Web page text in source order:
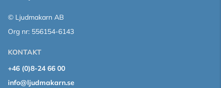
© Ljudmakarn AB
Org nr: 556154-6143
KONTAKT
+46 (0)8-24 66 00
info@ljudmakarn.se